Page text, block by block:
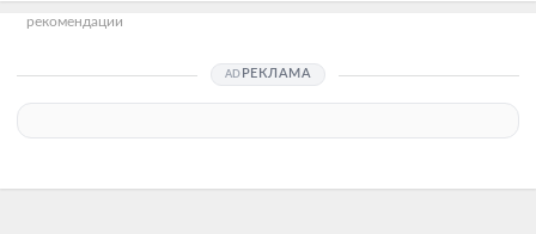
рекомендации
РЕКЛАМА